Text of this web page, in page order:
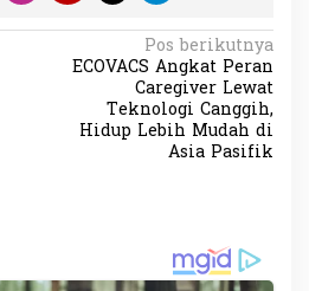
Pos berikutnya
ECOVACS Angkat Peran
Caregiver Lewat
Teknologi Canggih,
Hidup Lebih Mudah di
Asia Pasifik